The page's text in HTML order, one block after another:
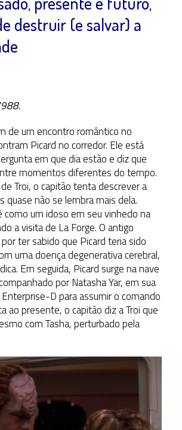
destruir (e salvar) a
de um encontro romântico no
Picard no corredor. Ele está
em que dia estão e diz que
momentos diferentes do tempo.
Troi, o capitão tenta descrever a
quase não se lembra mais dela.
como um idoso em seu vinhedo na
a visita de La Forge. O antigo
ter sabido que Picard teria sido
uma doença degenerativa cerebral,
Em seguida, Picard surge na nave
por Natasha Yar, em sua
D para assumir o comando
ao presente, o capitão diz a Troi que
com Tasha, perturbado pela